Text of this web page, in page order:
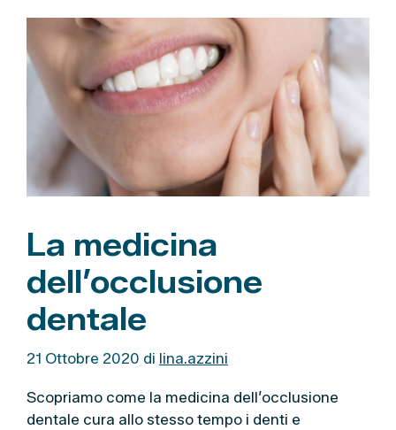
e
g
o
i
La medicina
dell’occlusione
dentale
21 Ottobre 2020 di lina.azzini
Scopriamo come la medicina dell’occlusione
dentale cura allo stesso tempo i denti e